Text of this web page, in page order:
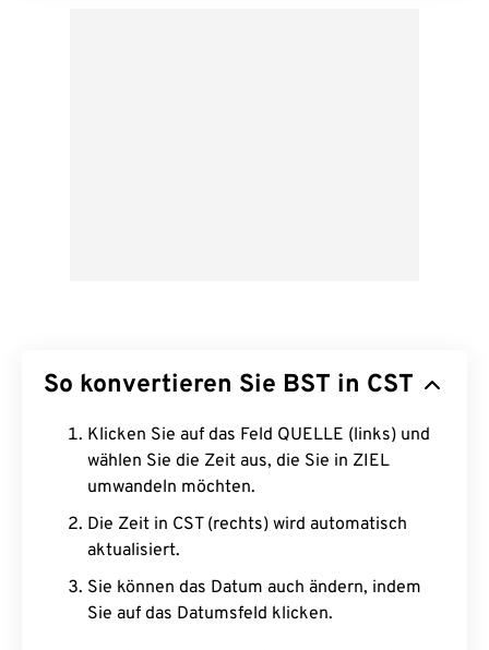
So konvertieren Sie BST in CST
Klicken Sie auf das Feld QUELLE (links) und
wählen Sie die Zeit aus, die Sie in ZIEL
umwandeln möchten.
Die Zeit in CST (rechts) wird automatisch
aktualisiert.
Sie können das Datum auch ändern, indem
Sie auf das Datumsfeld klicken.